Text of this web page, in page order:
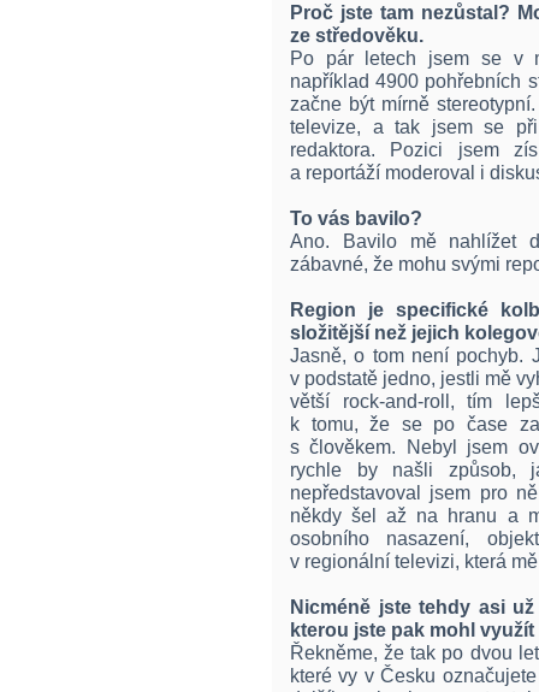
Proč jste tam nezůstal?
ze středověku.
Po pár letech jsem se v
například 4900 pohřebních
začne být mírně
televize, a tak jsem se
redaktora. Pozici jsem
a reportáží moderoval i
To vás bavilo?
Ano. Bavilo mě nahlížet
zábavné, že mohu svými
Region je specifické
složitější než jejich
Jasně, o tom není pochyb.
v podstatě jedno, jestli mě
větší rock­-and­-roll, tím
k tomu, že se po čase
s člověkem. Nebyl jsem
rychle by našli způsob,
nepředstavoval jsem pro
někdy šel až na hranu a
osobního nasazení,
v regionální televizi, která
Nicméně jste tehdy asi
kterou jste pak mohl
Řekněme, že tak po dvou
které vy v Česku